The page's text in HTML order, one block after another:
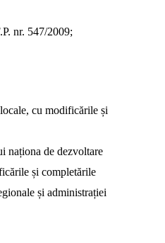
nr. 547/2009;
cu modificările și
naționa de dezvoltare
și completările
și administrației